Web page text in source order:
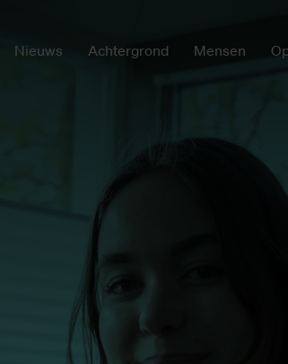
Nieuws Achtergrond Mensen